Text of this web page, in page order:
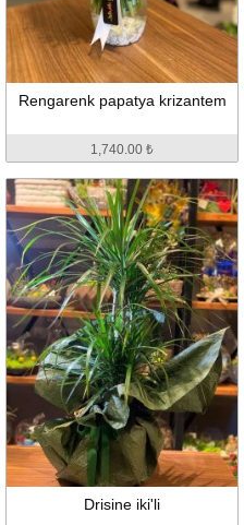
Rengarenk papatya krizantem
1,740.00 ₺
Drisine iki'li